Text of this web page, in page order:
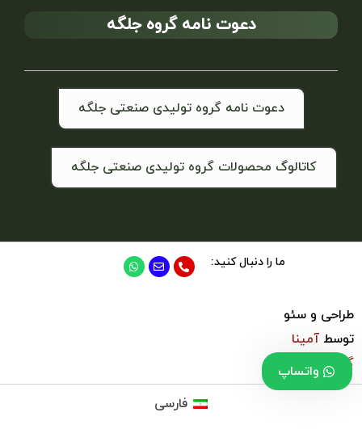
دعوت نامه گروه جلگه
دعوت نامه گروه تولیدی صنعتی جلگه
کاتالوگ محصولات گروه تولیدی صنعتی جلگه
ما را دنبال کنید:
طراحی و سئو
توسط آمینا
گروپ واتساپ
فارسی